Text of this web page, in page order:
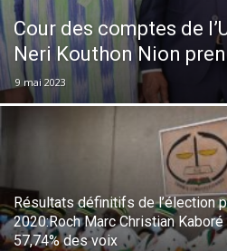
Cour des comptes de
Neri Kouthon Nion
9 mai 2023
Résultats définitifs de l’élection
2020:Roch Marc Christian
57,74% des voix